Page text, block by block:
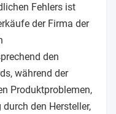
Fehlers ist
der Firma der
den
während der
Produktproblemen,
den Hersteller,